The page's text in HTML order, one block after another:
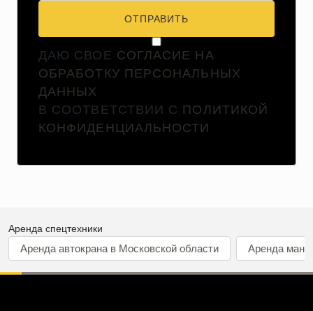
ОТПРАВИТЬ
ДАЮ СВОЕ СОГЛАСИЕ НА
ОБРАБОТКУ ПЕРСОНАЛЬНЫХ
ДАННЫХ
В СООТВЕТСТВИИ С ПОЛИТИКОЙ
КОНФИДЕНЦИАЛЬНОСТИ
Аренда спецтехники
Аренда автокрана в Московской области Аренда